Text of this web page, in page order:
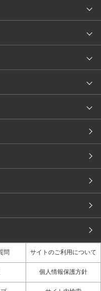
une nana cool
ワコールスタイル
人間科学研究開発センター見学
ワコールカルネアプリ使い方ガイ
問 サイトのご利用について
個人情報保護方針